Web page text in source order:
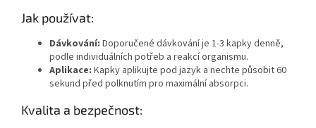
Jak používat:
Dávkování: Doporučené dávkování je 1-3 kapky denně,
podle individuálních potřeb a reakcí organismu.
Aplikace: Kapky aplikujte pod jazyk a nechte působit 60
sekund před polknutím pro maximální absorpci.
Kvalita a bezpečnost: